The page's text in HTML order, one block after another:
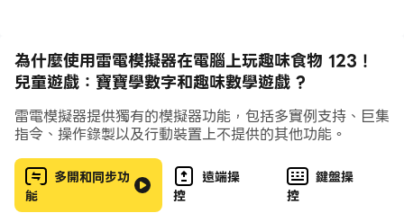
🏡 魔法花園 - 在奇跡花園裏種植真正的蔬菜並數它們！
（教孩子如何寫數字和計數。）
🍪 做餅乾 - 與可愛的小動物一起烘烤並分享數學餅乾！
（熟悉數字。）
🏪 咖啡廳 - 接受訂單並餵養動物！ （比較數字和金額。）
🌌 宇航中心 - 讓團隊一起到太空旅行！ （教簡單的加
法。）
為什麼使用雷電模擬器在電腦上玩趣味食物 123！
兒童遊戲：寶寶學數字和趣味數學遊戲 ?
雷電模擬器提供獨有的模擬器功能，包括多實例支持、巨集
指令、操作錄製以及行動裝置上不提供的其他功能。
多開和同步功
能
遠端操
控
鍵盤操
控